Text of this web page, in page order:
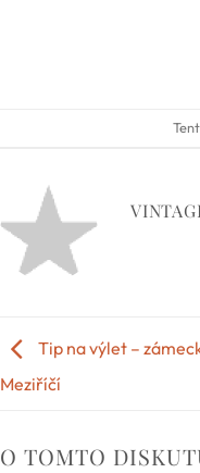
Tip na výlet –
Meziříčí
O TOMTO